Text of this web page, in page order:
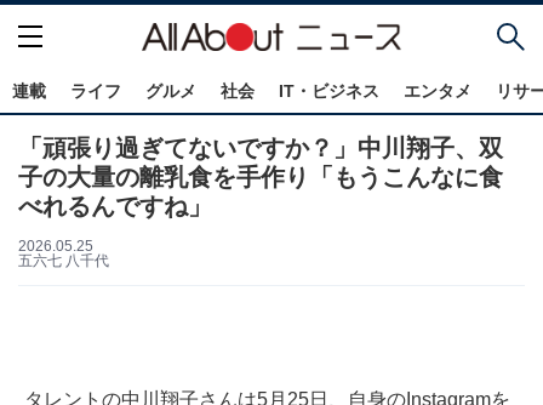
連載 ライフ グルメ 社会 IT・ビジネス エンタメ リサ
「頑張り過ぎてないですか？」中川翔子、双
子の大量の離乳食を手作り「もうこんなに食
べれるんですね」
2026.05.25
五六七 八千代
タレントの中川翔子さんは5月25日、自身のInstagramを